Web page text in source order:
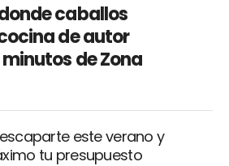
caballos
de autor
de Zona
este verano y
tu presupuesto